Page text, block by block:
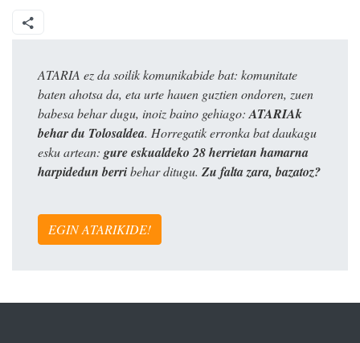
ATARIA ez da soilik komunikabide bat: komunitate
baten ahotsa da, eta urte hauen guztien ondoren, zuen
babesa behar dugu, inoiz baino gehiago: ATARIAk
behar du Tolosaldea. Horregatik erronka bat daukagu
esku artean: gure eskualdeko 28 herrietan hamarna
harpidedun berribehar ditugu. Zu falta zara, bazatoz?
EGIN ATARIKIDE!